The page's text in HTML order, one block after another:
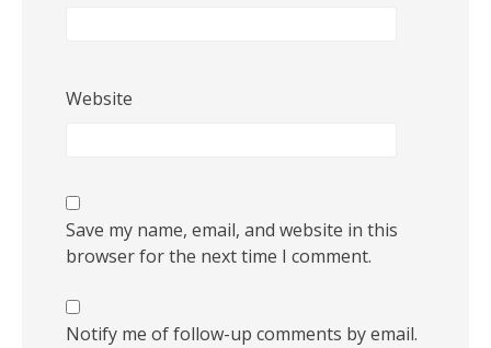
Website
Save my name, email, and website in this
browser for the next time I comment.
Notify me of follow-up comments by email.